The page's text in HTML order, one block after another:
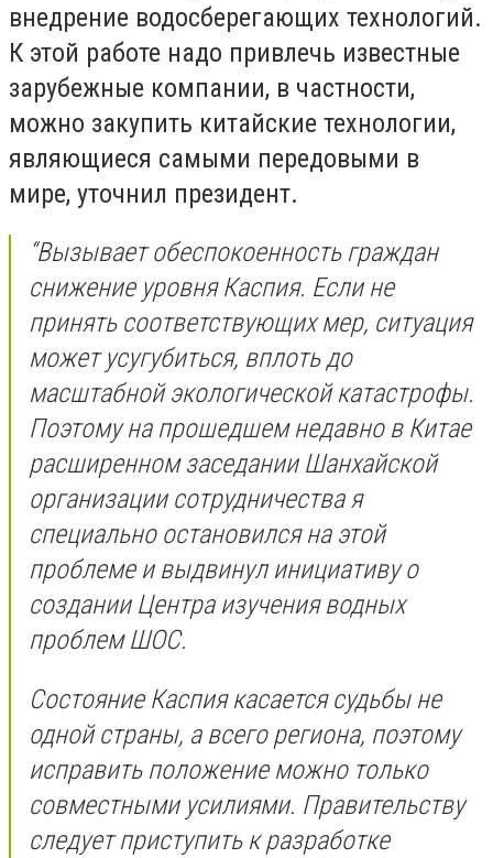
внедрение водосберегающих технологий.
К этой работе надо привлечь известные
зарубежные компании, в частности,
можно закупить китайские технологии,
являющиеся самыми передовыми в
мире, уточнил президент.
“Вызывает обеспокоенность граждан
снижение уровня Каспия. Если не
принять соответствующих мер, ситуация
может усугубиться, вплоть до
масштабной экологической катастрофы.
Поэтому на прошедшем недавно в Китае
расширенном заседании Шанхайской
организации сотрудничества я
специально остановился на этой
проблеме и выдвинул инициативу о
создании Центра изучения водных
проблем ШОС.
Состояние Каспия касается судьбы не
одной страны, а всего региона, поэтому
исправить положение можно только
совместными усилиями. Правительству
следует приступить к разработке